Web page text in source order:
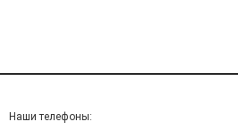
Наши телефоны: